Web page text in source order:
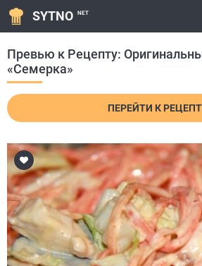
SYTNO NET
Превью к Рецепту:
«Семерка»
ПЕРЕЙТИ К